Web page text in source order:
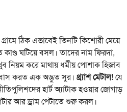
ঠিক এভাবেই তিনটি কিশোরী মেয়ে
ঘটিয়ে বসল। তাদের নাম ফিরদা,
নিয়ম করে মাথায় ধর্মীয় পোশাক হিজাব
বাস করত এক অদ্ভুত সুর।থ্র্যাশ মেটাল! যে
হার্ট অ্যাটাক হওয়ার জোগাড়
আর ড্রাম পেটাতে শুরু করল।